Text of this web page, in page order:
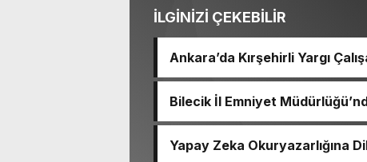
İLGİNİZİ ÇEKEBİLİR
Ankara’da Kırşehirli Yargı
Bilecik İl Emniyet
Yapay Zeka Okuryazarlığına